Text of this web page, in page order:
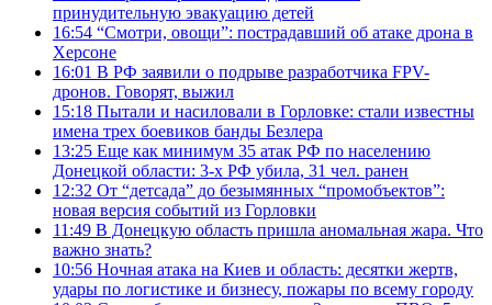
принудительную эвакуацию детей
16:54 “Смотри, овощи”: пострадавший об атаке дрона в
Херсоне
16:01 В РФ заявили о подрыве разработчика FPV-
дронов. Говорят, выжил
15:18 Пытали и насиловали в Горловке: стали известны
имена трех боевиков банды Безлера
13:25 Еще как минимум 35 атак РФ по населению
Донецкой области: 3-х РФ убила, 31 чел. ранен
12:32 От “детсада” до безымянных “промобъектов”:
новая версия событий из Горловки
11:49 В Донецкую область пришла аномальная жара. Что
важно знать?
10:56 Ночная атака на Киев и область: десятки жертв,
удары по логистике и бизнесу, пожары по всему городу